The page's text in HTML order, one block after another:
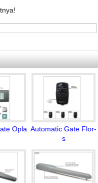
Opla Automatic Gate Flor-
s